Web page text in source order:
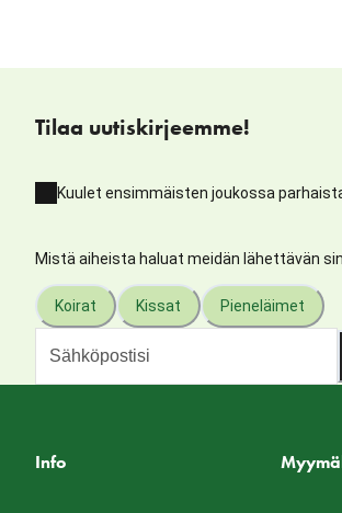
Tilaa uutiskirjeemme!
Kuulet ensimmäisten joukossa
Mistä aiheista haluat meidän lähettävän
Koirat Kissat Pieneläimet
Info